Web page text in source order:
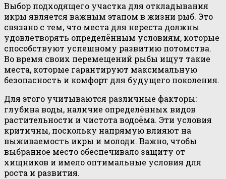
Выбор подходящего участка для откладывания
икры является важным этапом в жизни рыб. Это
связано с тем, что места для нереста должны
удовлетворять определённым условиям, которые
способствуют успешному развитию потомства.
Во время своих перемещений рыбы ищут такие
места, которые гарантируют максимальную
безопасность и комфорт для будущего поколения.
Для этого учитываются различные факторы:
глубина воды, наличие определённых видов
растительности и чистота водоёма. Эти условия
критичны, поскольку напрямую влияют на
выживаемость икры и молоди. Важно, чтобы
выбранное место обеспечивало защиту от
хищников и имело оптимальные условия для
роста и развития.